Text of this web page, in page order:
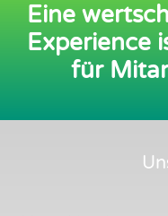
Eine
Experience
für